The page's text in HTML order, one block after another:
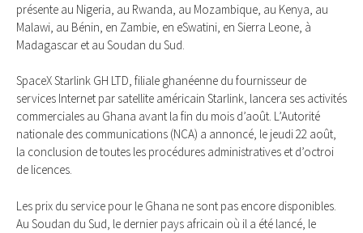
présente au Nigeria, au Rwanda, au Mozambique, au Kenya, au
Malawi, au Bénin, en Zambie, en eSwatini, en Sierra Leone, à
Madagascar et au Soudan du Sud.
SpaceX Starlink GH LTD, filiale ghanéenne du fournisseur de
services Internet par satellite américain Starlink, lancera ses activités
commerciales au Ghana avant la fin du mois d’août. L’Autorité
nationale des communications (NCA) a annoncé, le jeudi 22 août,
la conclusion de toutes les procédures administratives et d’octroi
de licences.
Les prix du service pour le Ghana ne sont pas encore disponibles.
Au Soudan du Sud, le dernier pays africain où il a été lancé, le